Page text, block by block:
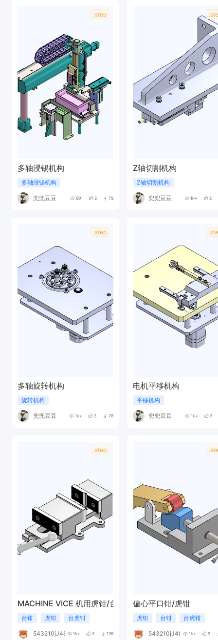
.step
多轴浸锡机构
多轴浸锡机构
兜兜豆豆 901 2 79
Z轴切割机构
Z轴切割机构
兜兜豆豆 1k+ 2
.step
多轴旋转机构
旋转机构
兜兜豆豆 1k+ 3 78
电机平移机构
平移机构
兜兜豆豆 1k+ 2
.step
MACHINE VICE 机用虎钳/台钳
台钳 虎钳 台虎钳
543210jJ489W1k+ 3 126
偏心平口钳/虎钳
虎钳 台钳 台虎钳
543210jJ489W1k+ 2